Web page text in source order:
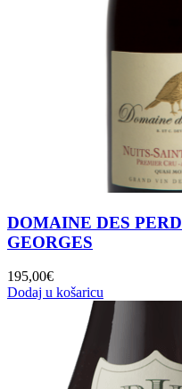
DOMAINE DES
GEORGES
195,00€
Dodaj u košaricu